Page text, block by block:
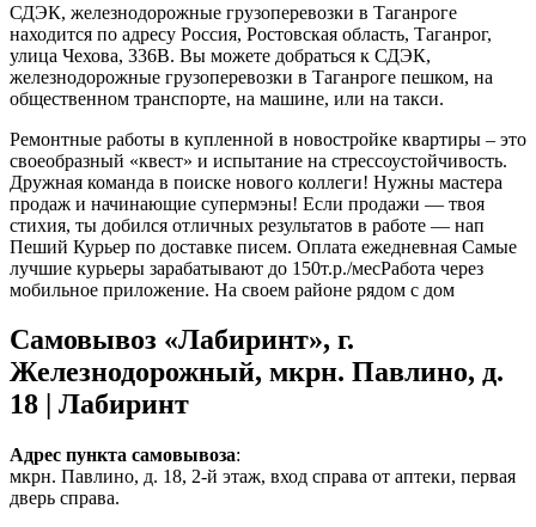
СДЭК, железнодорожные грузоперевозки в Таганроге
находится по адресу Россия, Ростовская область, Таганрог,
улица Чехова, 336В. Вы можете добраться к СДЭК,
железнодорожные грузоперевозки в Таганроге пешком, на
общественном транспорте, на машине, или на такси.
Ремонтные работы в купленной в новостройке квартиры – это
своеобразный «квест» и испытание на стрессоустойчивость.
Дружная команда в поиске нового коллеги! Нужны мастера
продаж и начинающие супермэны! Если продажи — твоя
стихия, ты добился отличных результатов в работе — нап
Пеший Курьер по доставке писем. Оплата ежедневная Самые
лучшие курьеры зарабатывают до 150т.р./месРабота через
мобильное приложение. На своем районе рядом с дом
Самовывоз «Лабиринт», г.
Железнодорожный, мкрн. Павлино, д.
18 | Лабиринт
Адрес пункта самовывоза:
мкрн. Павлино, д. 18, 2-й этаж, вход справа от аптеки, первая
дверь справа.